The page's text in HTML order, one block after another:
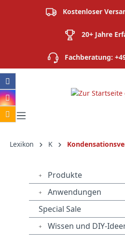
Kostenloser
20+ Jahre
Fachberatung:
Lexikon K
Produkte
Anwendungen
Special Sale
Wissen und DIY-